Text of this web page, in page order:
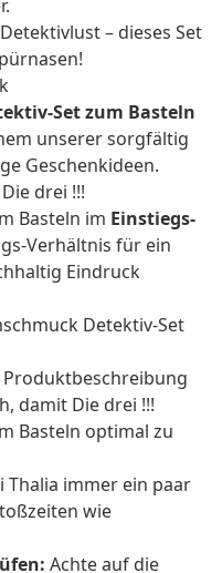
– dieses Set
Set zum Basteln
unserer sorgfältig
Geschenkideen.
drei !!!
Basteln im Einstiegs-
Verhältnis für ein
Eindruck
Detektiv-Set
Produktbeschreibung
damit Die drei !!!
Basteln optimal zu
Thalia immer ein paar
wie
Achte auf die